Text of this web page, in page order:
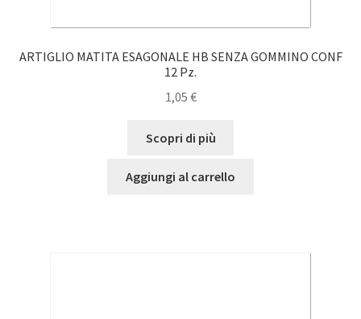
ARTIGLIO MATITA ESAGONALE HB SENZA GOMMINO CONF
12 Pz.
1,05 €
Scopri di più
Aggiungi al carrello